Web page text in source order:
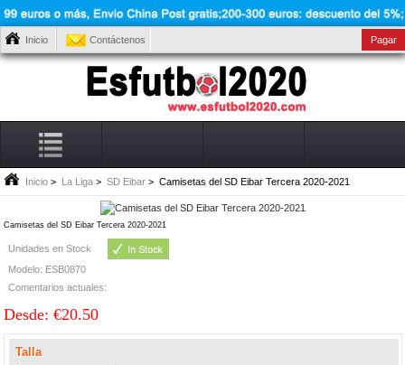
Inicio Contáctenos Pagar
Inicio > La Liga > SD Eibar > Camisetas del SD Eibar Tercera 2020-2021
Camisetas del SD Eibar Tercera 2020-2021
Unidades en Stock
Modelo: ESB0870
Comentarios actuales:
Desde: €20.50
Talla